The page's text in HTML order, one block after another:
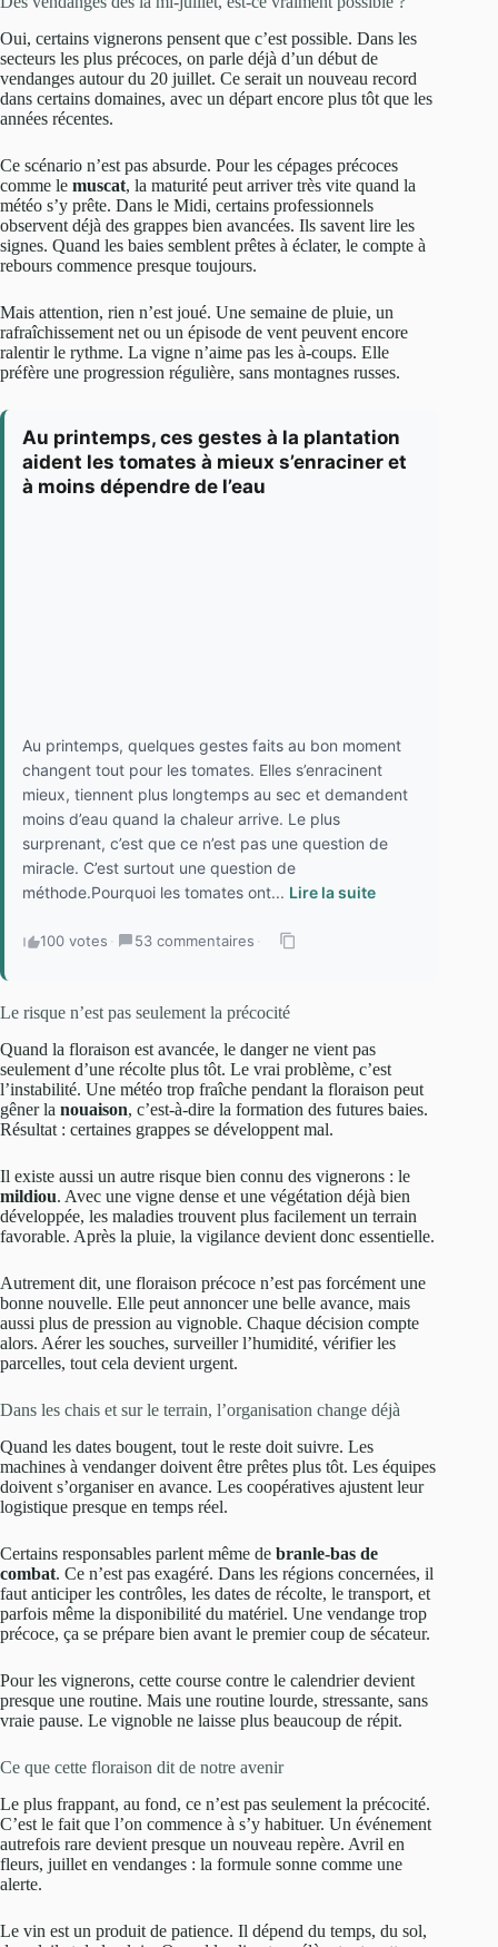
Oui, certains vignerons pensent que c’est possible. Dans les
secteurs les plus précoces, on parle déjà d’un début de
vendanges autour du 20 juillet. Ce serait un nouveau record
dans certains domaines, avec un départ encore plus tôt que les
années récentes.
Ce scénario n’est pas absurde. Pour les cépages précoces
comme le muscat, la maturité peut arriver très vite quand la
météo s’y prête. Dans le Midi, certains professionnels
observent déjà des grappes bien avancées. Ils savent lire les
signes. Quand les baies semblent prêtes à éclater, le compte à
rebours commence presque toujours.
Mais attention, rien n’est joué. Une semaine de pluie, un
rafraîchissement net ou un épisode de vent peuvent encore
ralentir le rythme. La vigne n’aime pas les à-coups. Elle
préfère une progression régulière, sans montagnes russes.
Au printemps, ces gestes à la plantation
aident les tomates à mieux s’enraciner et
à moins dépendre de l’eau
Au printemps, quelques gestes faits au bon moment
changent tout pour les tomates. Elles s’enracinent
mieux, tiennent plus longtemps au sec et demandent
moins d’eau quand la chaleur arrive. Le plus
surprenant, c’est que ce n’est pas une question de
miracle. C’est surtout une question de
méthode.Pourquoi les tomates ont... Lire la suite
100 votes · 53 commentaires ·
Le risque n’est pas seulement la précocité
Quand la floraison est avancée, le danger ne vient pas
seulement d’une récolte plus tôt. Le vrai problème, c’est
l’instabilité. Une météo trop fraîche pendant la floraison peut
gêner la nouaison, c’est-à-dire la formation des futures baies.
Résultat : certaines grappes se développent mal.
Il existe aussi un autre risque bien connu des vignerons : le
mildiou. Avec une vigne dense et une végétation déjà bien
développée, les maladies trouvent plus facilement un terrain
favorable. Après la pluie, la vigilance devient donc essentielle.
Autrement dit, une floraison précoce n’est pas forcément une
bonne nouvelle. Elle peut annoncer une belle avance, mais
aussi plus de pression au vignoble. Chaque décision compte
alors. Aérer les souches, surveiller l’humidité, vérifier les
parcelles, tout cela devient urgent.
Dans les chais et sur le terrain, l’organisation change déjà
Quand les dates bougent, tout le reste doit suivre. Les
machines à vendanger doivent être prêtes plus tôt. Les équipes
doivent s’organiser en avance. Les coopératives ajustent leur
logistique presque en temps réel.
Certains responsables parlent même de branle-bas de
combat. Ce n’est pas exagéré. Dans les régions concernées, il
faut anticiper les contrôles, les dates de récolte, le transport, et
parfois même la disponibilité du matériel. Une vendange trop
précoce, ça se prépare bien avant le premier coup de sécateur.
Pour les vignerons, cette course contre le calendrier devient
presque une routine. Mais une routine lourde, stressante, sans
vraie pause. Le vignoble ne laisse plus beaucoup de répit.
Ce que cette floraison dit de notre avenir
Le plus frappant, au fond, ce n’est pas seulement la précocité.
C’est le fait que l’on commence à s’y habituer. Un événement
autrefois rare devient presque un nouveau repère. Avril en
fleurs, juillet en vendanges : la formule sonne comme une
alerte.
Le vin est un produit de patience. Il dépend du temps, du sol,